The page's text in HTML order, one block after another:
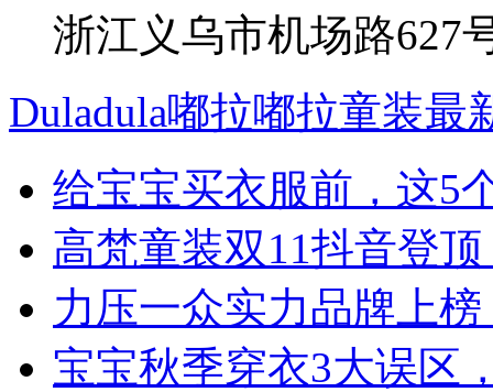
浙江义乌市机场路627
Duladula嘟拉嘟拉童装最
给宝宝买衣服前，这5
高梵童装双11抖音登
力压一众实力品牌上
宝宝秋季穿衣3大误区